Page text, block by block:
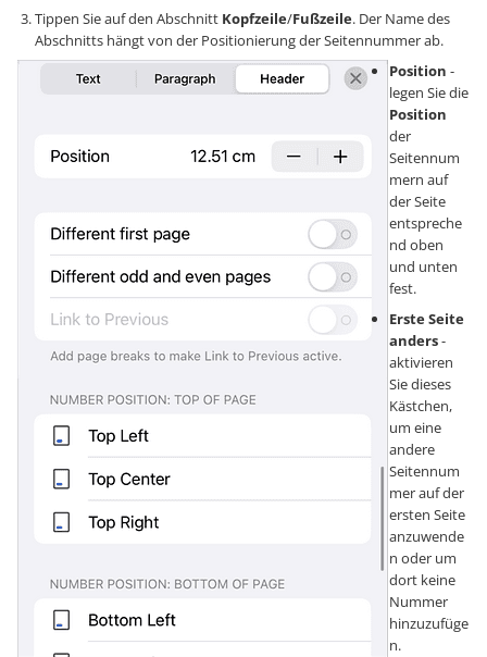
Tippen Sie auf den Abschnitt Kopfzeile/Fußzeile. Der Name des
Abschnitts hängt von der Positionierung der Seitennummer ab.
Position -
legen Sie die
Position
der
Seitennum
mern auf
der Seite
entspreche
nd oben
und unten
fest.
Erste Seite
anders-
aktivieren
Sie dieses
Kästchen,
um eine
andere
Seitennum
mer auf der
ersten Seite
anzuwende
n oder um
dort keine
Nummer
hinzuzufüge
n.